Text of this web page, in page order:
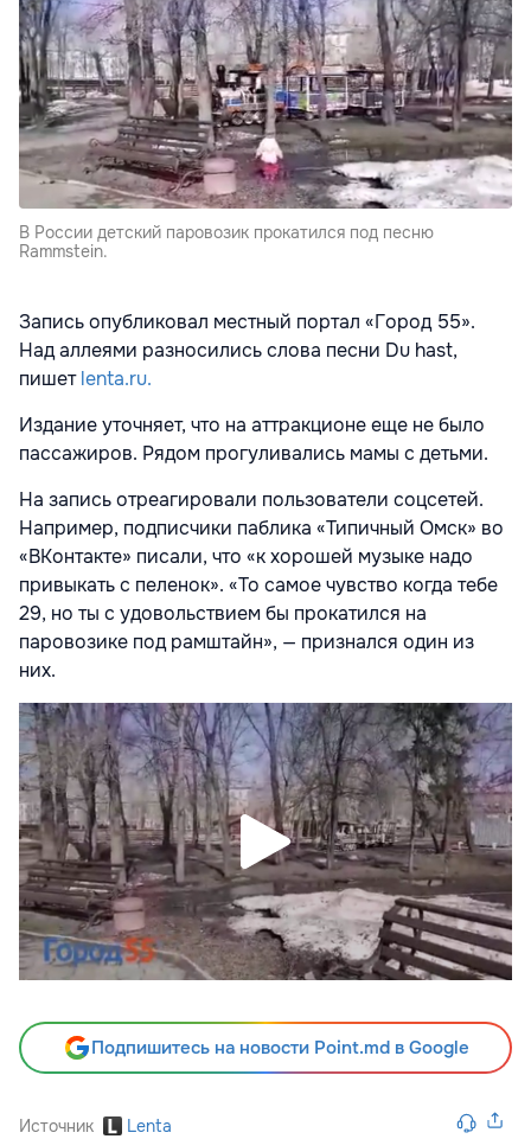
В России детский паровозик прокатился под песню
Rammstein.
Запись опубликовал местный портал «Город 55».
Над аллеями разносились слова песни Du hast,
пишетlenta.ru.
Издание уточняет, что на аттракционе еще не было
пассажиров. Рядом прогуливались мамы с детьми.
На запись отреагировали пользователи соцсетей.
Например, подписчики паблика «Типичный Омск» во
«ВКонтакте» писали, что «к хорошей музыке надо
привыкать с пеленок». «То самое чувство когда тебе
29, но ты с удовольствием бы прокатился на
паровозике под рамштайн», — признался один из
них.
Подпишитесь на новости Point.md в Google
Источник Lenta